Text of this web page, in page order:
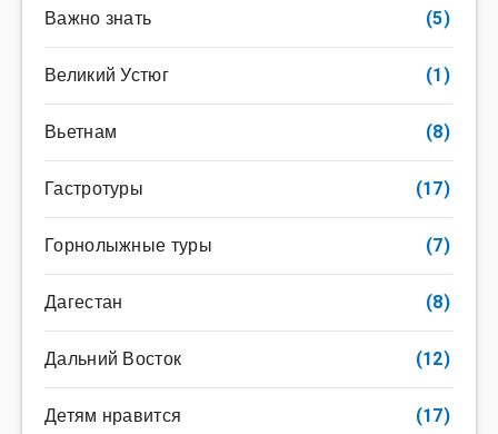
Важно знать (5)
Великий Устюг (1)
Вьетнам (8)
Гастротуры (17)
Горнолыжные туры (7)
Дагестан (8)
Дальний Восток (12)
Детям нравится (17)